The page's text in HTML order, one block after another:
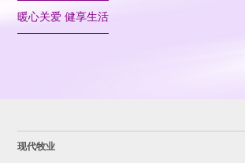
暖心关爱 健享生活
现代牧业